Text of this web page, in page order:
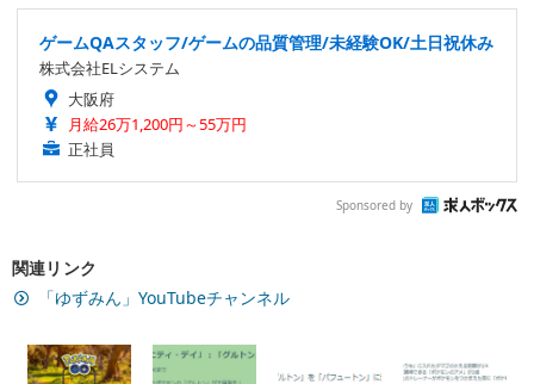
ゲームQAスタッフ/ゲームの品質管理/未経験OK/土日祝休み
株式会社ELシステム
大阪府
月給26万1,200円～55万円
正社員
Sponsored by
関連リンク
「ゆずみん」YouTubeチャンネル